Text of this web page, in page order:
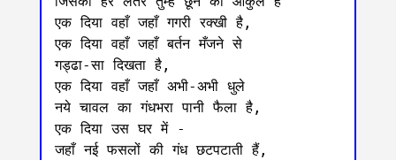
एक दिया वहाँ जहाँ गगरी रक्खी है,
एक दिया वहाँ जहाँ बर्तन मँजने से
गड्ढा-सा दिखता है,
एक दिया वहाँ जहाँ अभी-अभी धुले
नये चावल का गंधभरा पानी फैला है,
एक दिया उस घर में -
जहाँ नई फसलों की गंध छटपटाती हैं,